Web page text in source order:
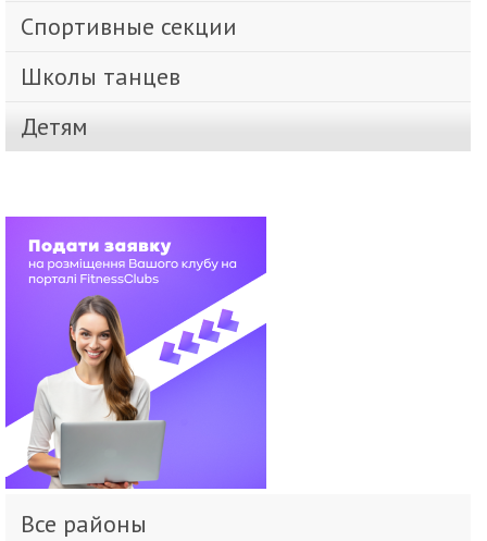
Спортивные секции
Школы танцев
Детям
Все районы